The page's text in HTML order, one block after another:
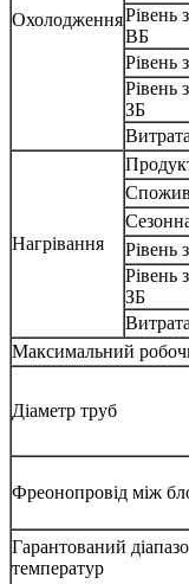
ОхолодженняРівень
ВБ
Рівень
Рівень
ЗБ
Нагрівання
Рівень
Рівень
ЗБ
Максимальний
Діаметр труб
Фреонопровід між
Гарантований
температур